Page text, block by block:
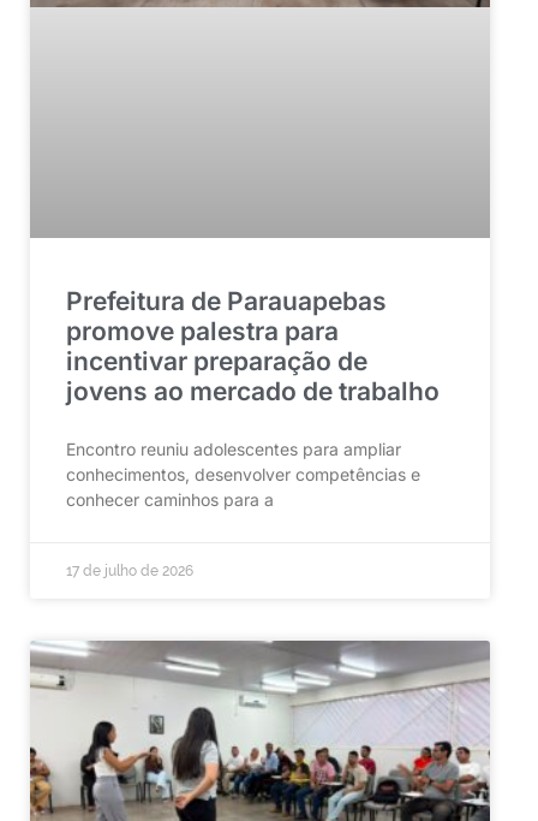
Prefeitura de Parauapebas
promove palestra para
incentivar preparação de
jovens ao mercado de trabalho
Encontro reuniu adolescentes para ampliar
conhecimentos, desenvolver competências e
conhecer caminhos para a
17 de julho de 2026